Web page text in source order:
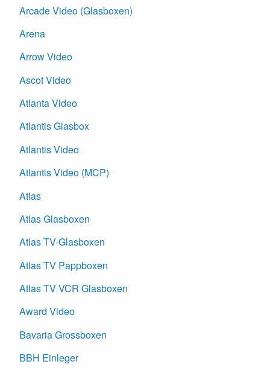
Arcade Video (Glasboxen)
Arena
Arrow Video
Ascot Video
Atlanta Video
Atlantis Glasbox
Atlantis Video
Atlantis Video (MCP)
Atlas
Atlas Glasboxen
Atlas TV-Glasboxen
Atlas TV Pappboxen
Atlas TV VCR Glasboxen
Award Video
Bavaria Grossboxen
BBH Einleger